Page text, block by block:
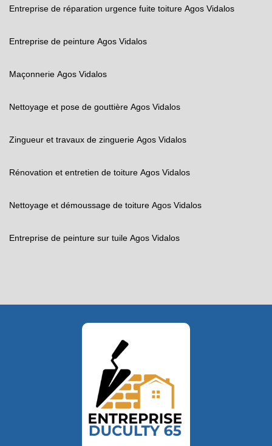
Entreprise de réparation urgence fuite toiture Agos Vidalos
Entreprise de peinture Agos Vidalos
Maçonnerie Agos Vidalos
Nettoyage et pose de gouttière Agos Vidalos
Zingueur et travaux de zinguerie Agos Vidalos
Rénovation et entretien de toiture Agos Vidalos
Nettoyage et démoussage de toiture Agos Vidalos
Entreprise de peinture sur tuile Agos Vidalos